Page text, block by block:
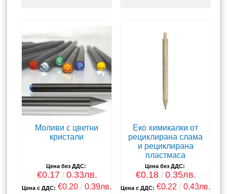
Моливи с цветни
кристали
Цена без ДДС:
€0.17 0.33лв.
Цена с ДДС: €0.20 0.39лв.
Еко химикалки от
рециклирана слама
и рециклирана
пластмаса
Цена без ДДС:
€0.18 0.35лв.
Цена с ДДС: €0.22 0.43лв.